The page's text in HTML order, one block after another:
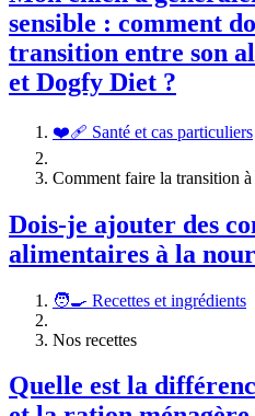
sensible : comment
transition entre son
et Dogfy Diet ?
❤️‍🩹 Santé et cas particuliers
Comment faire la transition
Dois-je ajouter des
alimentaires à la
🧑‍🍳 Recettes et ingrédients
Nos recettes
Quelle est la